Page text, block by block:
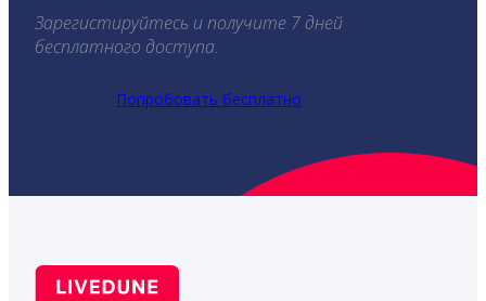
Зарегистируйтесь и получите 7 дней
бесплатного доступа.
Попробовать бесплатно